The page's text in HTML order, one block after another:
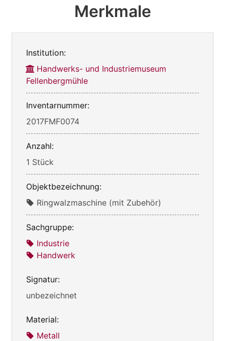
Merkmale
Institution:
Handwerks- und Industriemuseum
Fellenbergmühle
Inventarnummer:
2017FMF0074
Anzahl:
1 Stück
Objektbezeichnung:
Ringwalzmaschine (mit Zubehör)
Sachgruppe:
Industrie
Handwerk
Signatur:
unbezeichnet
Material:
Metall